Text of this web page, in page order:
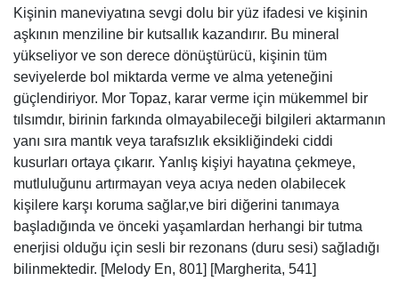
Kişinin maneviyatına sevgi dolu bir yüz ifadesi ve kişinin
aşkının menziline bir kutsallık kazandırır. Bu mineral
yükseliyor ve son derece dönüştürücü, kişinin tüm
seviyelerde bol miktarda verme ve alma yeteneğini
güçlendiriyor. Mor Topaz, karar verme için mükemmel bir
tılsımdır, birinin farkında olmayabileceği bilgileri aktarmanın
yanı sıra mantık veya tarafsızlık eksikliğindeki ciddi
kusurları ortaya çıkarır. Yanlış kişiyi hayatına çekmeye,
mutluluğunu artırmayan veya acıya neden olabilecek
kişilere karşı koruma sağlar,ve biri diğerini tanımaya
başladığında ve önceki yaşamlardan herhangi bir tutma
enerjisi olduğu için sesli bir rezonans (duru sesi) sağladığı
bilinmektedir. [Melody En, 801] [Margherita, 541]